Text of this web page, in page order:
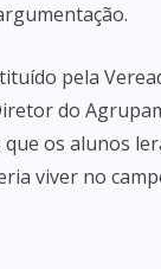
pela
do
os alunos
viver no